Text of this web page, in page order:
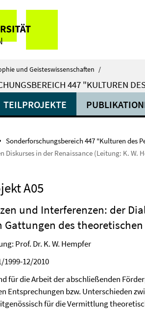
und Geisteswissenschaften /
447 "KULTUREN
TEILPROJEKTE
Sonderforschungsbereich 447 "Kulturen des
Diskurses in der Renaissance (Leitung: K. W.
A05
und Interferenzen: der
Gattungen des
Prof. Dr. K. W. Hempfer
1999-12/2010
für die Arbeit der abschließenden
Entsprechungen bzw. Unterschieden
für die Vermittlung